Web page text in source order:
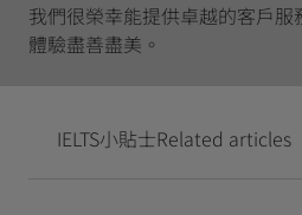
我們很榮幸能提供卓越的客戶服
體驗盡善盡美。
IELTS小貼士Related articles